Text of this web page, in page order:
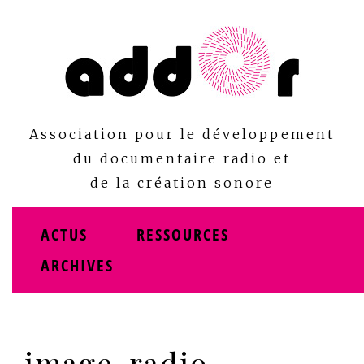
Association pour le développement
du documentaire radio et
de la création sonore
ACTUS
RESSOURCES
ARCHIVES